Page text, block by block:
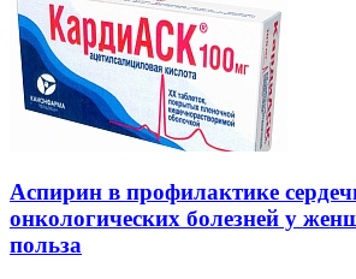
Аспирин в профилактике
онкологических болезней у
польза